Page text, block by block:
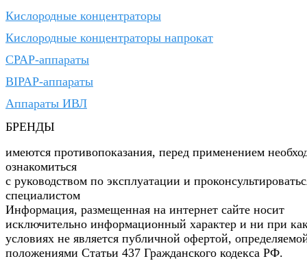
Кислородные концентраторы
Кислородные концентраторы напрокат
CPAP-аппараты
BIPAP-аппараты
Аппараты ИВЛ
БРЕНДЫ
имеются противопоказания, перед применением
ознакомиться
с руководством по эксплуатации и
специалистом
Информация, размещенная на интернет сайте носит
исключительно информационный характер и ни при
условиях не является публичной офертой,
положениями Статьи 437 Гражданского кодекса РФ.